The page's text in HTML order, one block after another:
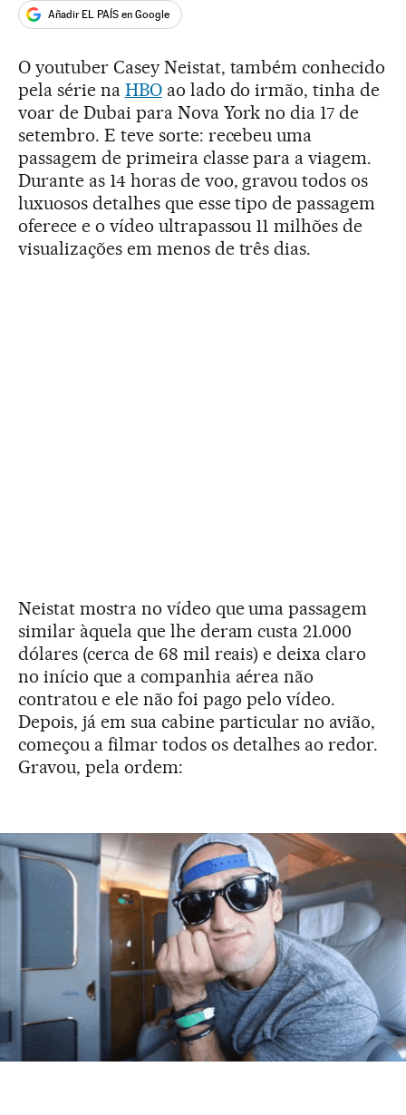
Añadir EL PAÍS en Google
O youtuber Casey Neistat, também conhecido
pela série na HBOao lado do irmão, tinha de
voar de Dubai para Nova York no dia 17 de
setembro. E teve sorte: recebeu uma
passagem de primeira classe para a viagem.
Durante as 14 horas de voo, gravou todos os
luxuosos detalhes que esse tipo de passagem
oferece e o vídeo ultrapassou 11 milhões de
visualizações em menos de três dias.
Neistat mostra no vídeo que uma passagem
similar àquela que lhe deram custa 21.000
dólares (cerca de 68 mil reais) e deixa claro
no início que a companhia aérea não
contratou e ele não foi pago pelo vídeo.
Depois, já em sua cabine particular no avião,
começou a filmar todos os detalhes ao redor.
Gravou, pela ordem: